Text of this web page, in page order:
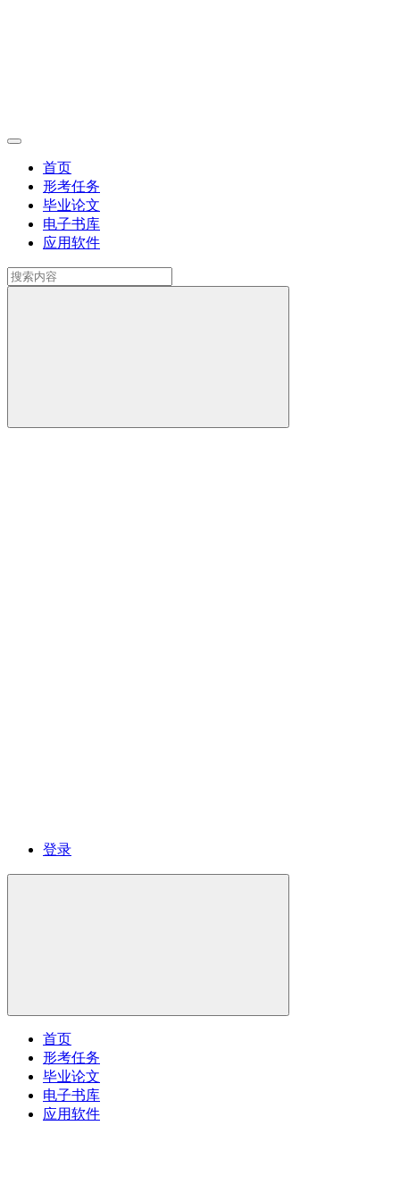
首页
形考任务
毕业论文
电子书库
应用软件
登录
首页
形考任务
毕业论文
电子书库
应用软件